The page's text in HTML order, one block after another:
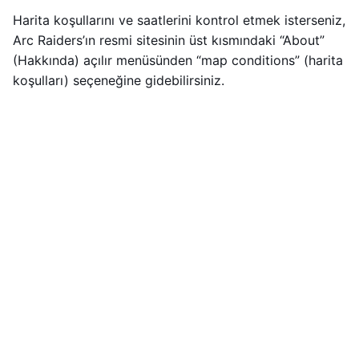
Harita koşullarını ve saatlerini kontrol etmek isterseniz,
Arc Raiders’ın resmi sitesinin üst kısmındaki “About”
(Hakkında) açılır menüsünden “map conditions” (harita
koşulları) seçeneğine gidebilirsiniz.